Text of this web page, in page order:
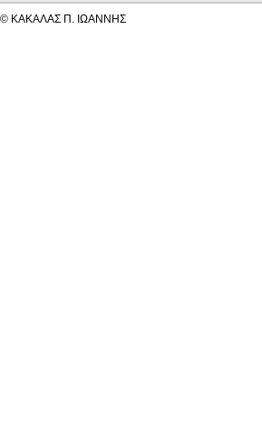
© ΚΑΚΑΛΑΣ Π. ΙΩΑΝΝΗΣ